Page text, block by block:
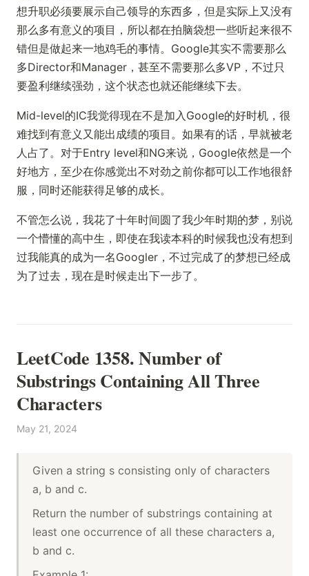
想升职必须要展示自己领导的东西多，但是实际上又没有
那么多有意义的项目，所以都在拍脑袋想一些听起来很不
错但是做起来一地鸡毛的事情。Google其实不需要那么
多Director和Manager，甚至不需要那么多VP，不过只
要盈利继续强劲，这个状态也就还能继续下去。
Mid-level的IC我觉得现在不是加入Google的好时机，很
难找到有意义又能出成绩的项目。如果有的话，早就被老
人占了。对于Entry level和NG来说，Google依然是一个
好地方，至少在你感觉出不对劲之前你都可以工作地很舒
服，同时还能获得足够的成长。
不管怎么说，我花了十年时间圆了我少年时期的梦，别说
一个懵懂的高中生，即使在我读本科的时候我也没有想到
过我能真的成为一名Googler，不过完成了的梦想已经成
为了过去，现在是时候走出下一步了。
LeetCode 1358. Number of
Substrings Containing All Three
Characters
May 21, 2024
Given a string s consisting only of characters
a, b and c.
Return the number of substrings containing at
least one occurrence of all these characters a,
b and c.